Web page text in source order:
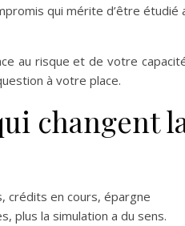
qui mérite d’être étudié
au risque et de votre
à votre place.
changent
crédits en cours, épargne
plus la simulation a du sens.